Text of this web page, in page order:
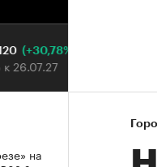
Купить
на